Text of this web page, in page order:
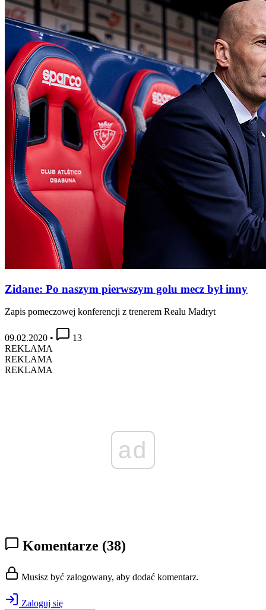
Zidane: Po naszym pierwszym golu mecz był inny
Zapis pomeczowej konferencji z trenerem Realu Madryt
09.02.2020 •
13
REKLAMA
REKLAMA
REKLAMA
ad
Komentarze (38)
Musisz być zalogowany, aby dodać komentarz.
Zaloguj się